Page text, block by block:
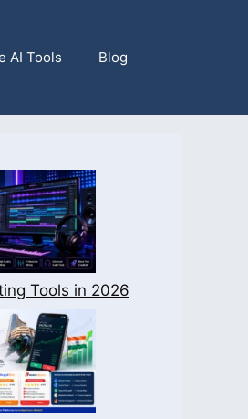
AI Tools Blog
Tools in 2026